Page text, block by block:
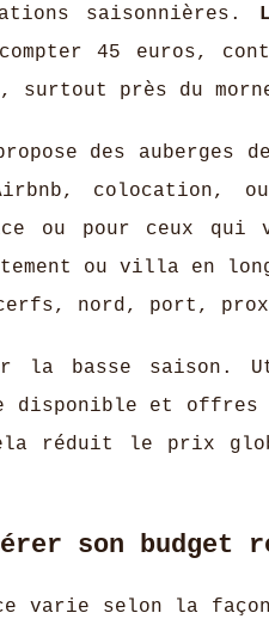
saisonnières.
45 euros,
surtout près du
des auberges
colocation,
ou pour ceux qui
ou villa en
nord, port,
la basse saison.
disponible et
réduit le prix
son budget
varie selon la façon